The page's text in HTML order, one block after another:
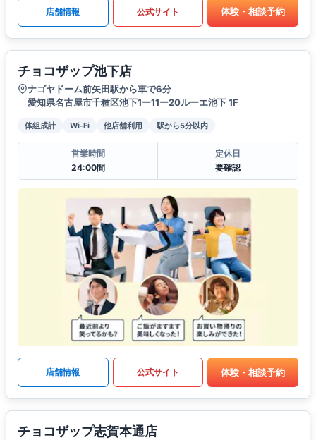
店舗情報 公式サイト 体験・相談予約
チョコザップ池下店
ナゴヤドーム前矢田駅から車で6分
愛知県名古屋市千種区池下1ー11ー20ルーエ池下 1F
体組成計 Wi-Fi 他店舗利用 駅から5分以内
営業時間
24:00間
定休日
要確認
店舗情報 公式サイト 体験・相談予約
チョコザップ志賀本通店